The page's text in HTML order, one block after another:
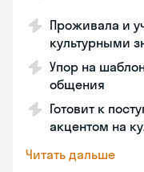
Проживала и
культурными
Упор на
общения
Готовит к
акцентом на
Читать дальше